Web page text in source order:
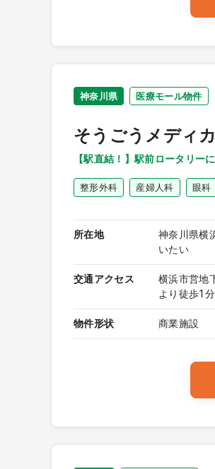
神奈川県 医療モール物件
そうごうメディ
【駅直結！】駅前ロータリー
整形外科 産婦人科 眼科
所在地
神奈川県横
いたい
交通アクセス
横浜市営地
より徒歩1分
物件形状 商業施設